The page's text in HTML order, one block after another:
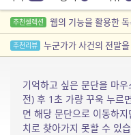
추천셀렉션 웹의 기능을 활용한
추천리뷰 누군가가 사건의 전말을
기억하고 싶은 문단을 마
전) 후 1초 가량 꾸욱 누르
면 해당 문단으로 이동하
치로 찾아가지 못할 수 있